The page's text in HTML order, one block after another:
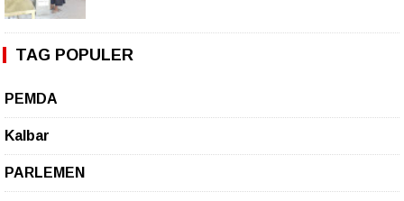
TAG POPULER
PEMDA
Kalbar
PARLEMEN